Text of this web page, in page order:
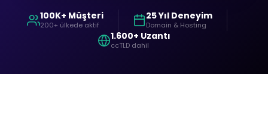
100K+ Müşteri
200+ ülkede aktif
25 Yıl Deneyim
Domain & Hosting
1.600+ Uzantı
ccTLD dahil